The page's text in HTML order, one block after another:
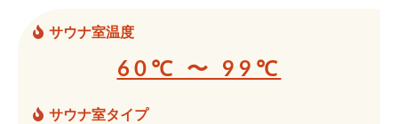
サウナ室温度
60℃ 〜 99℃
サウナ室タイプ